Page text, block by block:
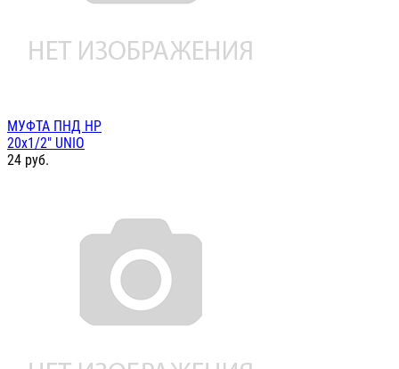
МУФТА ПНД НР
20х1/2" UNIO
24 руб.